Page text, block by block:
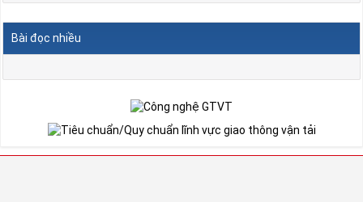
Bài đọc nhiều